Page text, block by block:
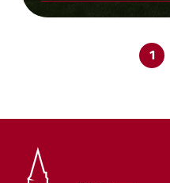
1